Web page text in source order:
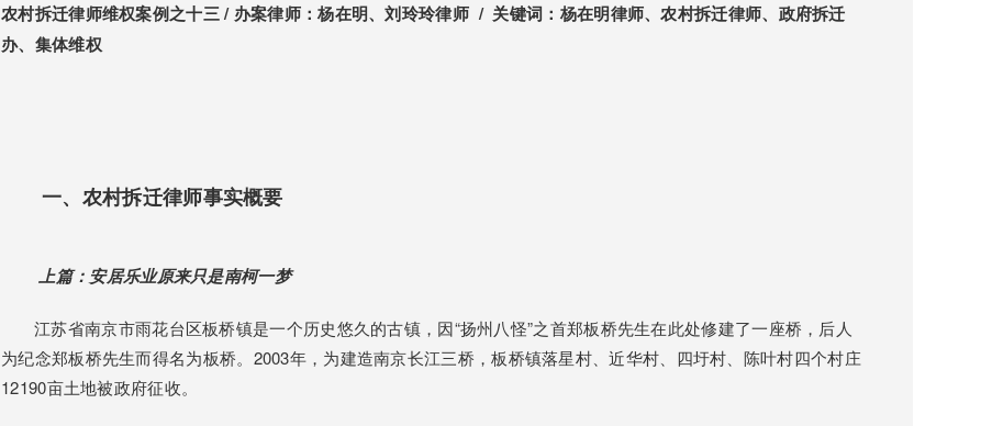
农村拆迁律师维权案例之十三 / 办案律师：杨在明、刘玲玲律师 / 关键词：杨在明律师、农村拆迁律师、政府拆迁
办、集体维权
一、农村拆迁律师事实概要
上篇：安居乐业原来只是南柯一梦
江苏省南京市雨花台区板桥镇是一个历史悠久的古镇，因“扬州八怪”之首郑板桥先生在此处修建了一座桥，后人
为纪念郑板桥先生而得名为板桥。2003年，为建造南京长江三桥，板桥镇落星村、近华村、四圩村、陈叶村四个村庄
12190亩土地被政府征收。